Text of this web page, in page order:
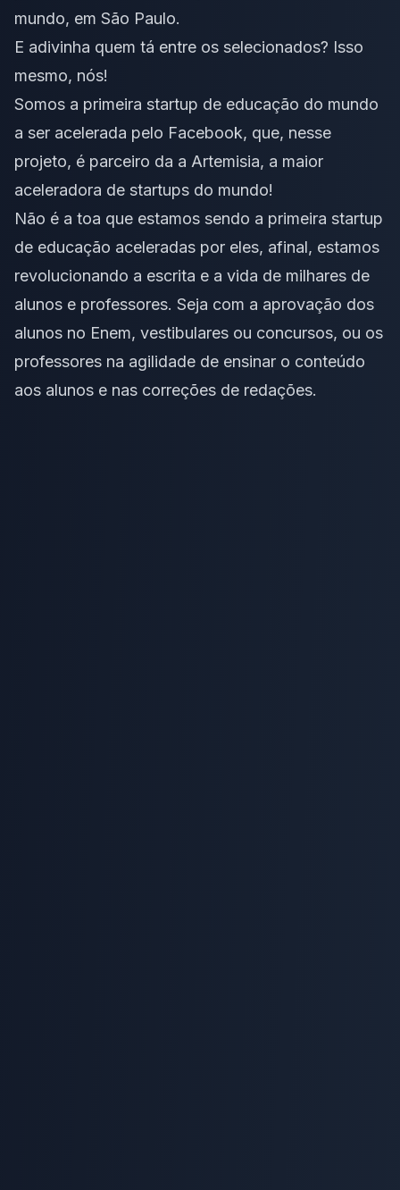
mundo, em São Paulo.
E adivinha quem tá entre os selecionados? Isso
mesmo, nós!
Somos a primeira startup de educação do mundo
a ser acelerada pelo Facebook, que, nesse
projeto, é parceiro da a Artemisia, a maior
aceleradora de startups do mundo!
Não é a toa que estamos sendo a primeira startup
de educação aceleradas por eles, afinal, estamos
revolucionando a escrita e a vida de milhares de
alunos e professores. Seja com a aprovação dos
alunos no Enem, vestibulares ou concursos, ou os
professores na agilidade de ensinar o conteúdo
aos alunos e nas correções de redações.